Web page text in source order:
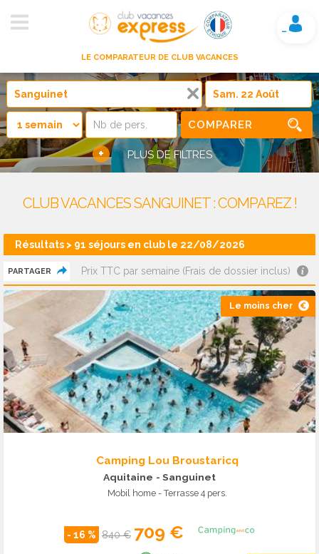
LE COMPARATEUR DE CLUB VACANCES
Mon compte
COMPARER
+ PLUS DE FILTRES
CLUB VACANCES SANGUINET : COMPAREZ !
Résultats > 91 séjours en club le 22/08/2026
PARTAGER Prix TTC par semaine (Frais de dossier inclus)
Le moins cher
Camping Lou Broustaricq
Aquitaine - Sanguinet
Mobil home - Terrasse 4 pers.
- 16 % 840 € 709 €